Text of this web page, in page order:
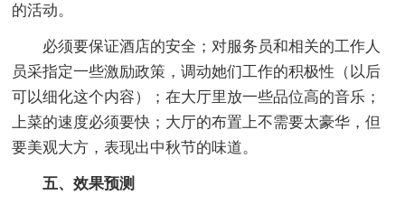
的活动。
必须要保证酒店的安全；对服务员和相关的工作人
员采指定一些激励政策，调动她们工作的积极性（以后
可以细化这个内容）；在大厅里放一些品位高的音乐；
上菜的速度必须要快；大厅的布置上不需要太豪华，但
要美观大方，表现出中秋节的味道。
五、效果预测